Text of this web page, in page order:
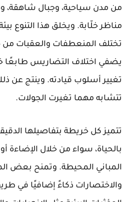
من مدن سياحية، وجبال شاهقة،
مناظر خلّابة. ويخلق هذا التنوع
تختلف المنعطفات والعقبات من
يضفي اختلاف التضاريس طابعًا
تغيير أسلوب قيادته. وينتج عن
تتشابه مهما تغيرت الجولات.
تتميز كل خريطة بتفاصيلها
بالحياة، سواء من خلال
المباني المحيطة. وتمنح بعض
والاختصارات ذكاءً إضافيًا في